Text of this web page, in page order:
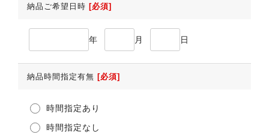
納品ご希望日時 [必須]
年 月 日
納品時間指定有無 [必須]
時間指定あり
時間指定なし